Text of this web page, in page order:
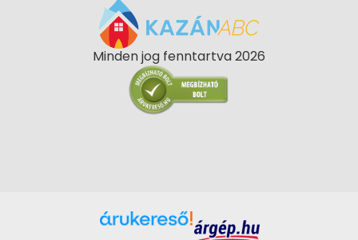
Minden jog fenntartva 2026